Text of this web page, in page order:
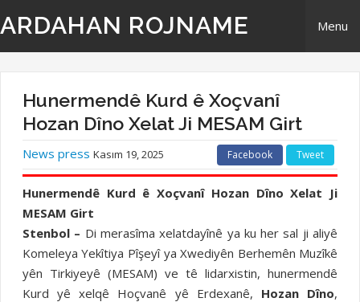
ARDAHAN ROJNAME Menu
Derbarê Me
TR | Tirki - Türkçe
Têkilî
Hunermendê Kurd ê Xoçvanî
Hozan Dîno Xelat Ji MESAM Girt
News press Kasım 19, 2025 Facebook Tweet
Hunermendê Kurd ê Xoçvanî Hozan Dîno Xelat Ji
MESAM Girt
Stenbol – Di merasîma xelatdayînê ya ku her sal ji aliyê
Komeleya Yekîtiya Pîşeyî ya Xwediyên Berhemên Muzîkê
yên Tirkiyeyê (MESAM) ve tê lidarxistin, hunermendê
Kurd yê xelqê Hoçvanê yê Erdexanê, Hozan Dîno,